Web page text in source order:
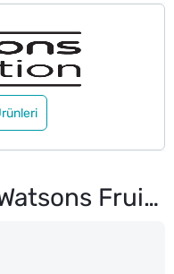
Fruity Maske Gold Kiwi Aydınlatıcı 1 Adet